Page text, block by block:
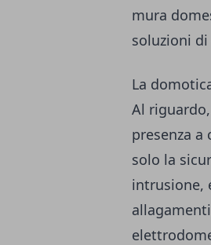
mura
soluzioni di
La
Al
presenza a
solo la
intrusione,